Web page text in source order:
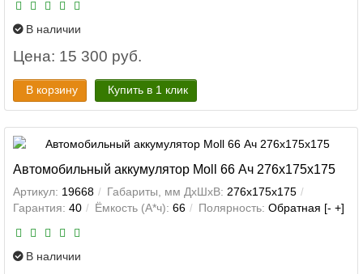
В наличии
Цена: 15 300 руб.
В корзину Купить в 1 клик
Автомобильный аккумулятор Moll 66 Ач 276x175x175
Артикул: 19668 Габариты, мм ДхШхВ: 276x175x175
Гарантия: 40 Ёмкость (А*ч): 66 Полярность: Обратная [- +]
В наличии